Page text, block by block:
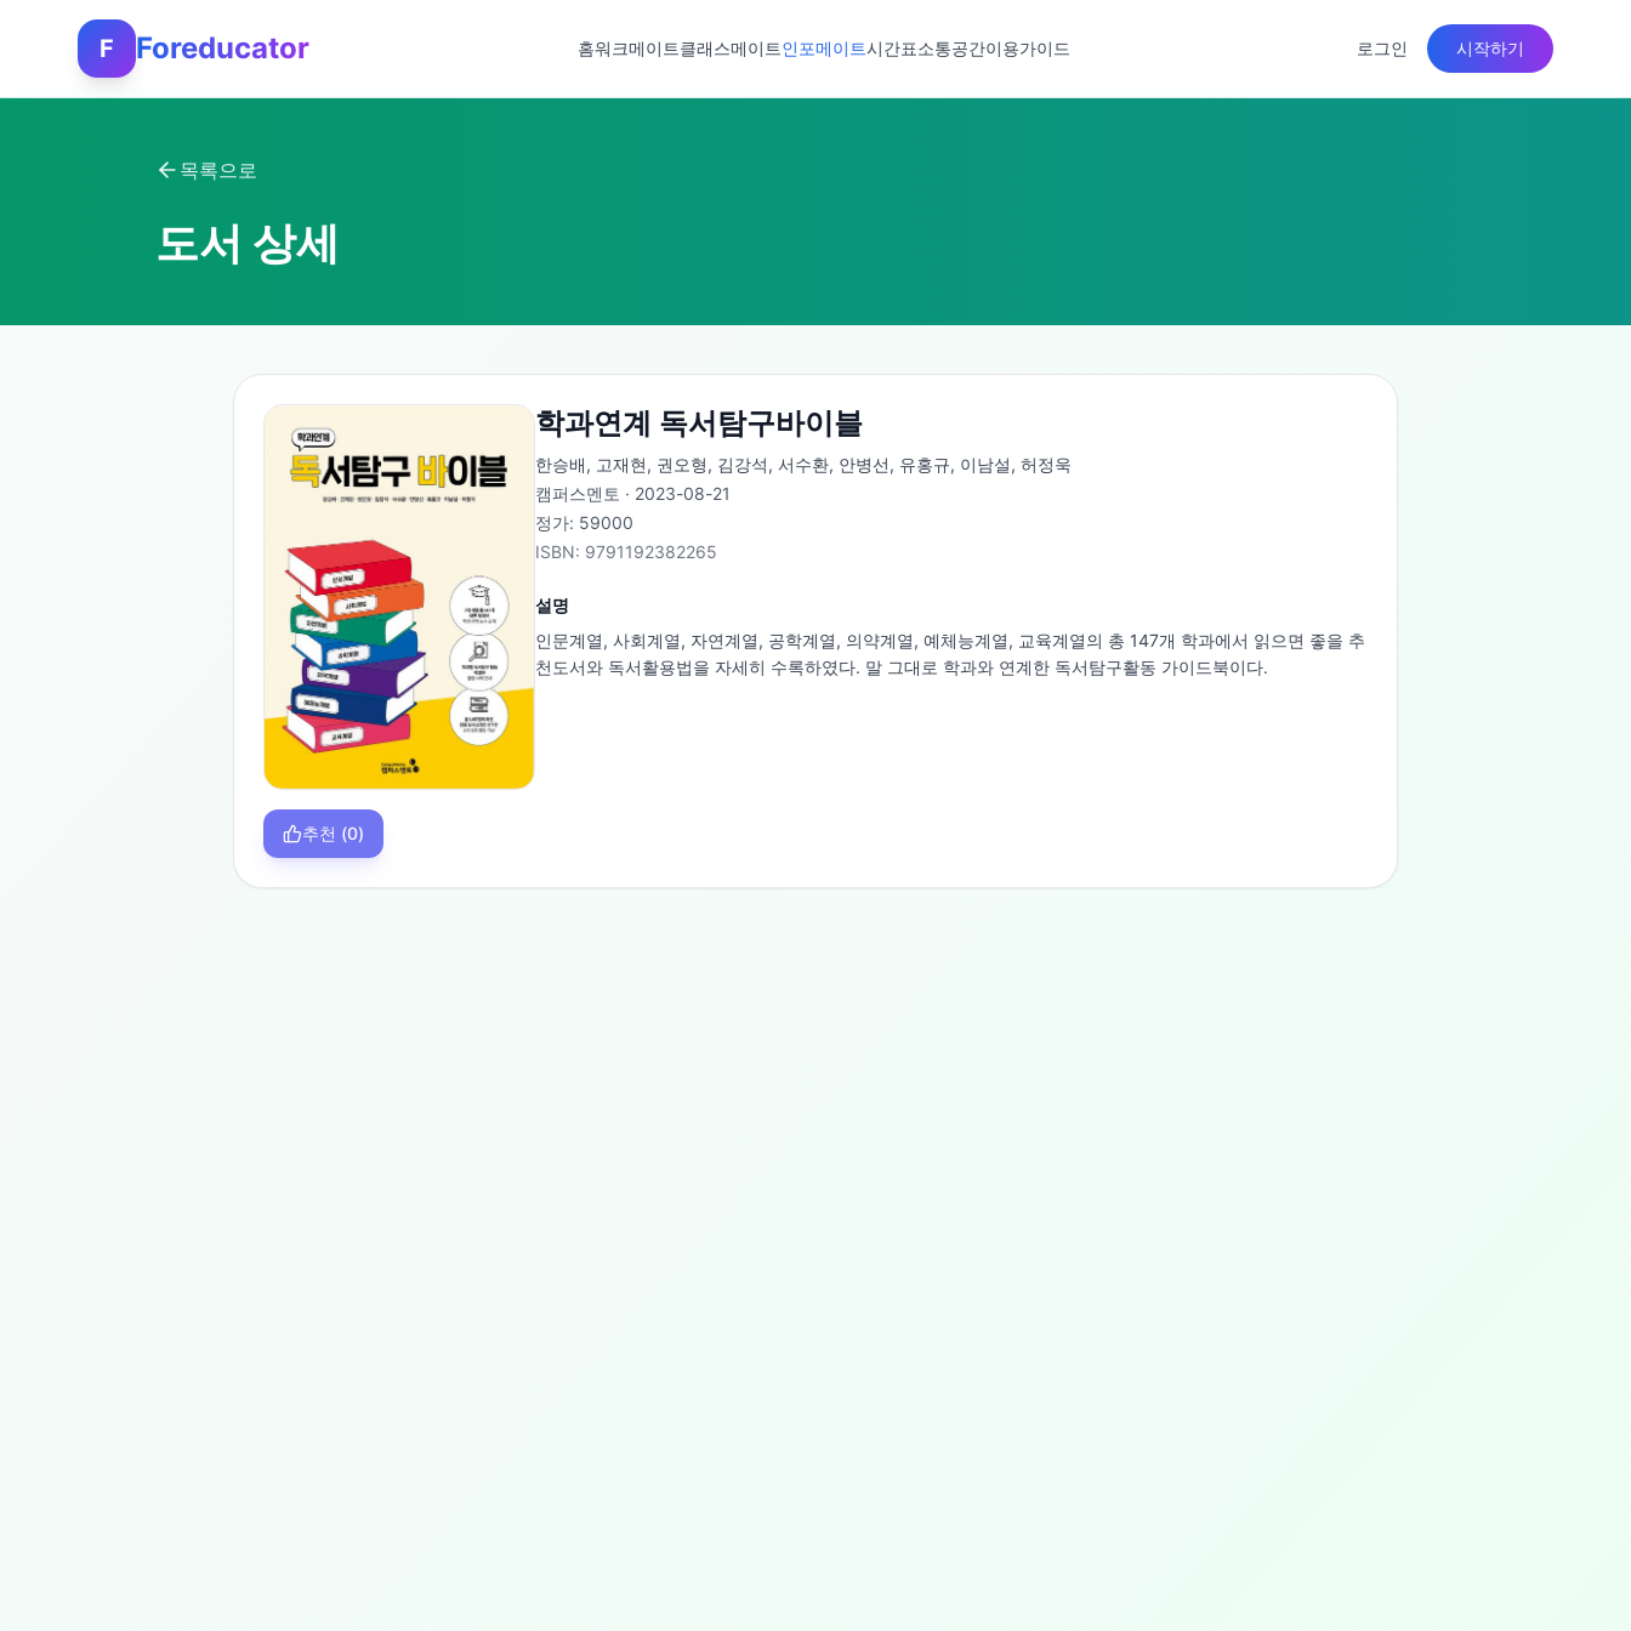
F Foreducator 홈워크메이트클래스메이트인포메이트시간표소통공간이용가이드 로그인 시작하기
목록으로
도서 상세
추천 (0)
학과연계 독서탐구바이블
한승배, 고재현, 권오형, 김강석, 서수환, 안병선, 유홍규, 이남설, 허정욱
캠퍼스멘토 · 2023-08-21
정가: 59000
ISBN: 9791192382265
설명
인문계열, 사회계열, 자연계열, 공학계열, 의약계열, 예체능계열, 교육계열의 총 147개 학과에서 읽으면 좋을 추
천도서와 독서활용법을 자세히 수록하였다. 말 그대로 학과와 연계한 독서탐구활동 가이드북이다.